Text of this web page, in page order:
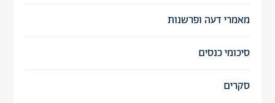
מאמרי דעה ופרשנות
סיכומי כנסים
סקרים